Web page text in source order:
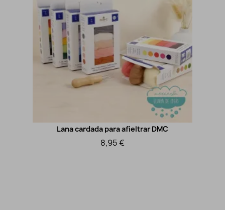
Vista rápida
Lana cardada para afieltrar DMC
8,95 €